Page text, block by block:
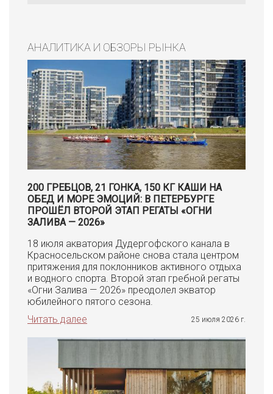
АНАЛИТИКА И ОБЗОРЫ РЫНКА
200 ГРЕБЦОВ, 21 ГОНКА, 150 КГ КАШИ НА
ОБЕД И МОРЕ ЭМОЦИЙ: В ПЕТЕРБУРГЕ
ПРОШЁЛ ВТОРОЙ ЭТАП РЕГАТЫ «ОГНИ
ЗАЛИВА — 2026»
18 июля акватория Дудергофского канала в
Красносельском районе снова стала центром
притяжения для поклонников активного отдыха
и водного спорта. Второй этап гребной регаты
«Огни Залива — 2026» преодолел экватор
юбилейного пятого сезона.
Читать далее
25 июля 2026 г.